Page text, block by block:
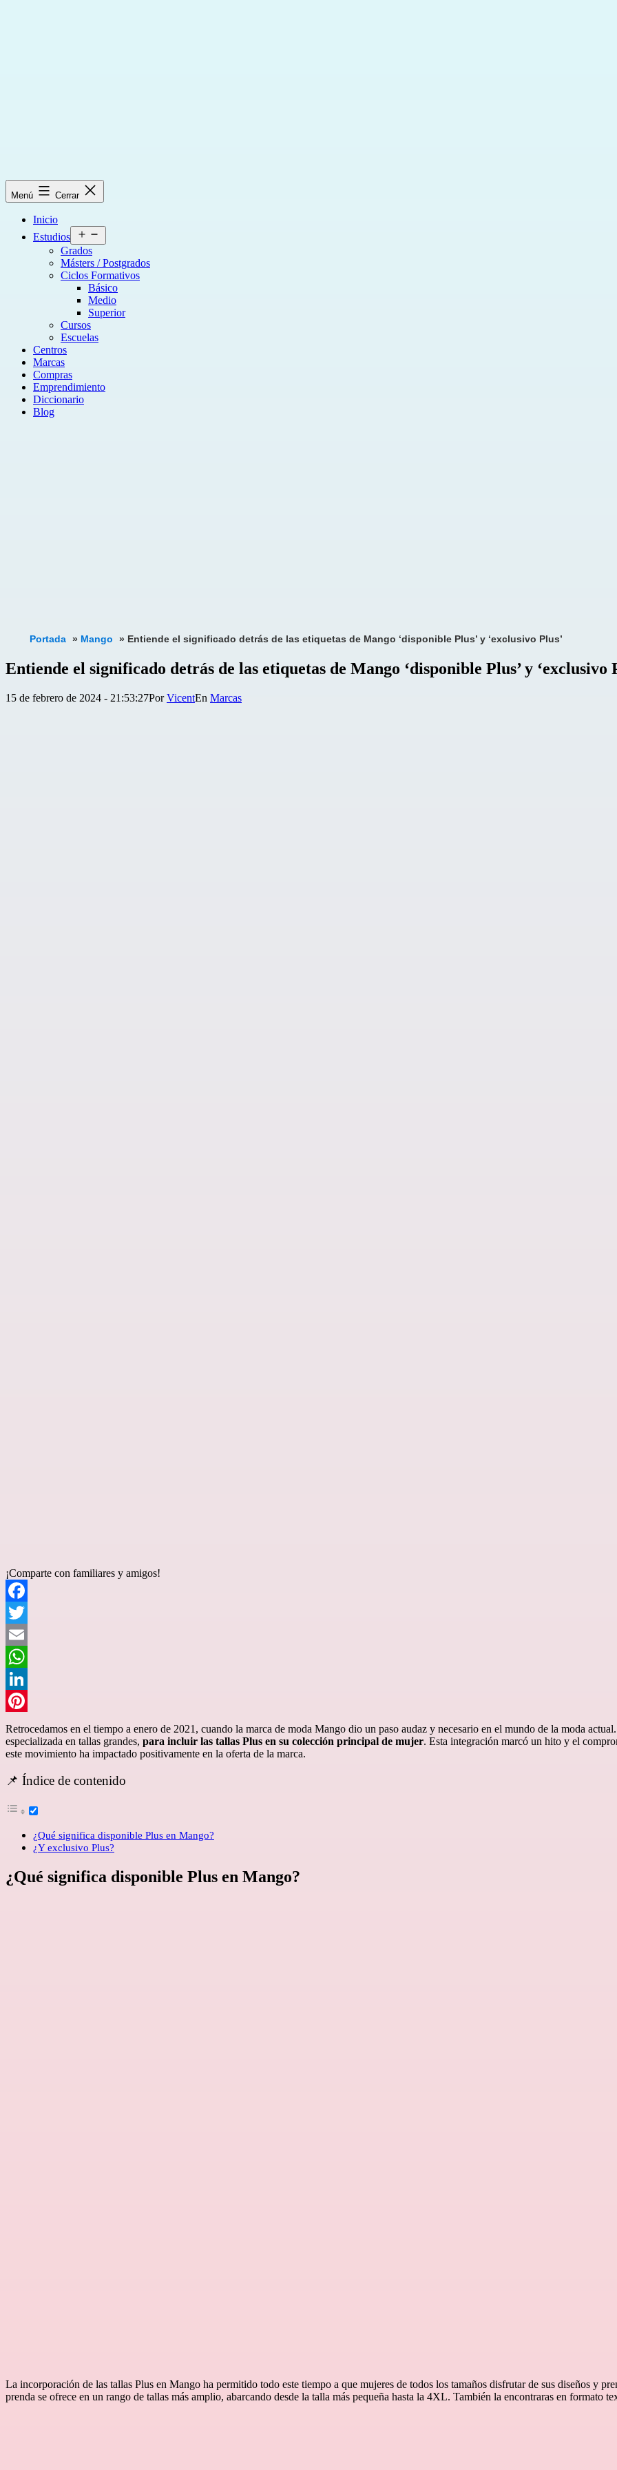
Menú Cerrar
Inicio
Estudios
el
Grados
Másters / Postgrados
Ciclos Formativos
Básico
Medio
Superior
Cursos
Escuelas
Centros
Marcas
Compras
Emprendimiento
Diccionario
Blog
Portada » Mango » Entiende el significado detrás de las etiquetas de Mango ‘disponible Plus’ y ‘exclusivo Plus’
Entiende el significado detrás de las etiquetas de Mango ‘disponible Plus’ y ‘exclusivo
Publicada
15 de febrero de 2024 - 21:53:27PorVicent
Categorizado
Marcas
¡Comparte con familiares y amigos!
Facebook
Twitter
Email
WhatsApp
LinkedIn
Pinterest
Retrocedamos en el tiempo a enero de 2021, cuando la marca de moda Mango dio un paso audaz y necesario en el mundo de la moda
especializada en tallas grandes, para incluir las tallas Plus en su colección principal de mujer. Esta integración marcó un hito y el
este movimiento ha impactado positivamente en la oferta de la marca.
📌 Índice de contenido
¿Qué significa disponible Plus en Mango?
¿Y exclusivo Plus?
¿Qué significa disponible Plus en Mango?
La incorporación de las tallas Plus en Mango ha permitido todo este tiempo a que mujeres de todos los tamaños disfrutar de sus diseños y
prenda se ofrece en un rango de tallas más amplio, abarcando desde la talla más pequeña hasta la 4XL. También la encontraras en formato